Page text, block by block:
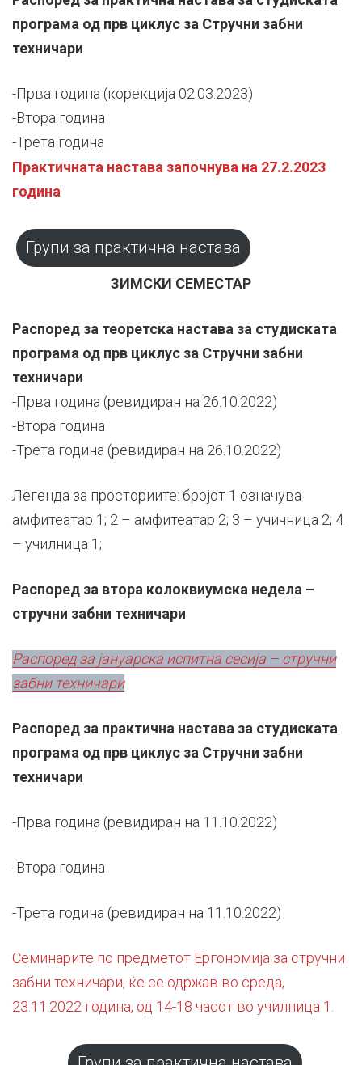
програма од прв циклус за Стручни забни
техничари
-Прва година (корекција 02.03.2023)
-Втора година
-Трета година
Практичната настава започнува на 27.2.2023
година
Групи за практична настава
ЗИМСКИ СЕМЕСТАР
Распоред за теоретска настава за студиската
програма од прв циклус за Стручни забни
техничари
-Прва година (ревидиран на 26.10.2022)
-Втора година
-Трета година (ревидиран на 26.10.2022)
Легенда за просториите: бројот 1 означува
амфитеатар 1; 2 – амфитеатар 2; 3 – учичница 2; 4
– училница 1;
Распоред за втора колоквиумска недела –
стручни забни техничари
Распоред за јануарска испитна сесија – стручни
забни техничари
Распоред за практична настава за студиската
програма од прв циклус за Стручни забни
техничари
-Прва година (ревидиран на 11.10.2022)
-Втора година
-Трета година (ревидиран на 11.10.2022)
Семинарите по предметот Ергономија за стручни
забни техничари, ќе се одржав во среда,
23.11.2022 година, од 14-18 часот во училница 1.